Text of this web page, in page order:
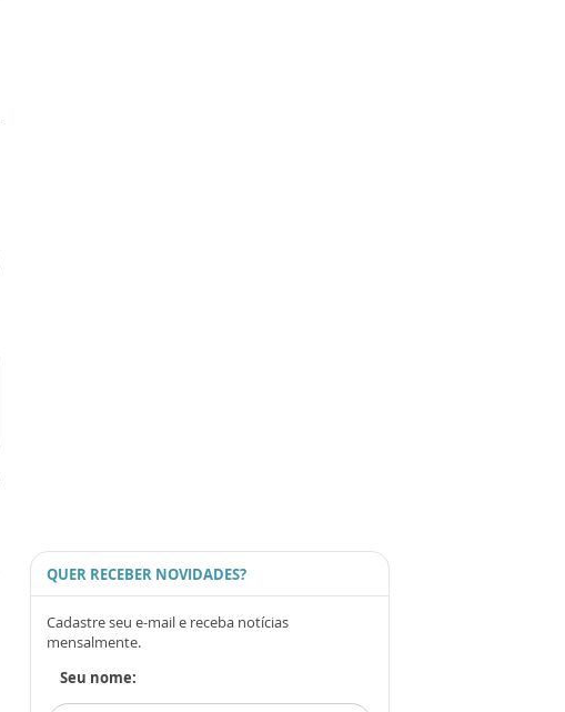
QUER RECEBER NOVIDADES?
Cadastre seu e-mail e receba notícias
mensalmente.
Seu nome: